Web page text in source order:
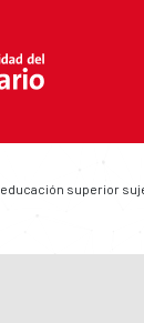
superior